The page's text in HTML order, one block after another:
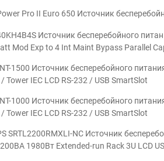
Pro II Euro 650 Источник
Источник бесперебойного
Mod Exp to 4 Int Maint Bypass Parallel
1500 Источник бесперебойного
Tower IEC LCD RS-232 / USB SmartSlot
1000 Источник бесперебойного
Tower IEC LCD RS-232 / USB SmartSlot
SRTL2200RMXLI-NC Источник
1980Вт Extended-run Rack 3U LCD